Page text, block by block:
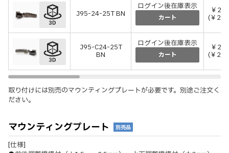
J95-24-25T BN
ログイン後在庫表示
カート
￥
(￥
J95-C24-25T
BN
ログイン後在庫表示
カート
￥
(￥
取り付けには別売のマウンティングプレートが必要です。別途ご注文く
ださい。
マウンティングプレート 別売品
[仕様]